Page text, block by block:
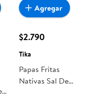
$2.790
Tika
Papas Fritas
Nativas Sal De
Agregar